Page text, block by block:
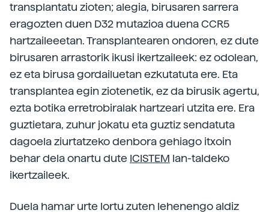
transplantatu zioten; alegia, birusaren sarrera
eragozten duen D32 mutazioa duena CCR5
hartzaileeetan. Transplantearen ondoren, ez dute
birusaren arrastorik ikusi ikertzaileek: ez odolean,
ez eta birusa gordailuetan ezkutatuta ere. Eta
transplantea egin ziotenetik, ez da birusik agertu,
ezta botika erretrobiralak hartzeari utzita ere. Era
guztietara, zuhur jokatu eta guztiz sendatuta
dagoela ziurtatzeko denbora gehiago itxoin
behar dela onartu dute ICISTEM lan-taldeko
ikertzaileek.
Duela hamar urte lortu zuten lehenengo aldiz